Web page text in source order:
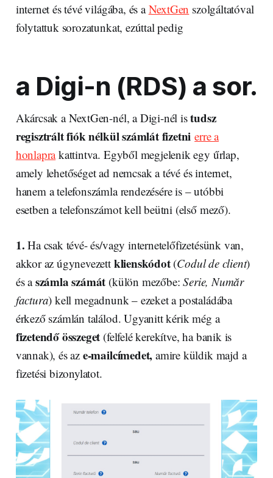
internet és tévé világába, és aNextGen szolgáltatóval
folytattuk sorozatunkat, ezúttal pedig
a Digi-n (RDS) a sor.
Akárcsak a NextGen-nél, a Digi-nél istudsz
regisztrált fiók nélkül számlát fizetni erre a
honlaprakattintva. Egyből megjelenik egy űrlap,
amely lehetőséget ad nemcsak a tévé és internet,
hanem a telefonszámla rendezésére is – utóbbi
esetben a telefonszámot kell beütni (első mező).
1. Ha csak tévé- és/vagy internetelőfizetésünk van,
akkor az úgynevezett klienskódot(Codul de client)
és aszámla számát (külön mezőbe:Serie, Număr
factura) kell megadnunk – ezeket a postaládába
érkező számlán találod. Ugyanitt kérik még a
fizetendő összeget (felfelé kerekítve, ha banik is
vannak), és az e-mailcímedet, amire küldik majd a
fizetési bizonylatot.